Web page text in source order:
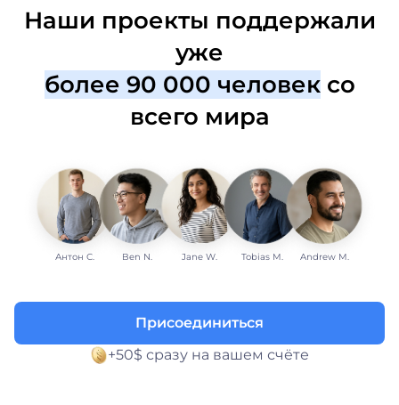
Наши проекты поддержали
уже
более 90 000 человексо
всего мира
Антон С. Ben N. Jane W. Tobias M. Andrew M.
Присоединиться
+50$ сразу на вашем счёте